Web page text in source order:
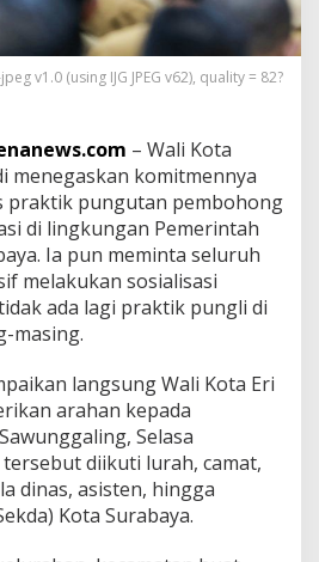
v1.0 (using IJG JPEG v62), quality = 82?
– Wali Kota
menegaskan komitmennya
praktik pungutan pembohong
di lingkungan Pemerintah
Ia pun meminta seluruh
melakukan sosialisasi
ada lagi praktik pungli di
masing.
langsung Wali Kota Eri
arahan kepada
Selasa
diikuti lurah, camat,
dinas, asisten, hingga
Kota Surabaya.